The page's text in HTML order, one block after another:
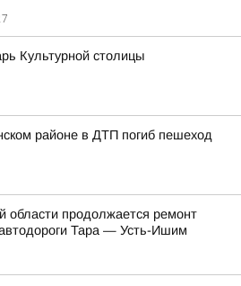
Культурной столицы
районе в ДТП погиб пешеход
области продолжается ремонт
автодороги Тара — Усть-Ишим